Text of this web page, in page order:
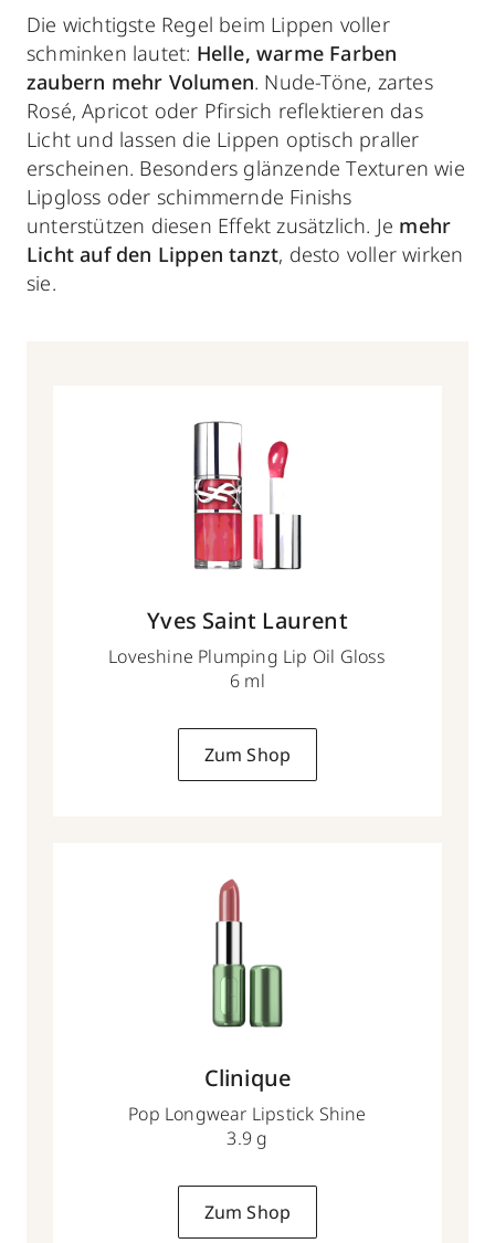
Die wichtigste Regel beim Lippen voller
schminken lautet: Helle, warme Farben
zaubern mehr Volumen. Nude-Töne, zartes
Rosé, Apricot oder Pfirsich reflektieren das
Licht und lassen die Lippen optisch praller
erscheinen. Besonders glänzende Texturen wie
Lipgloss oder schimmernde Finishs
unterstützen diesen Effekt zusätzlich. Je mehr
Licht auf den Lippen tanzt, desto voller wirken
sie.
Yves Saint Laurent
Loveshine Plumping Lip Oil Gloss
6 ml
Zum Shop
Clinique
Pop Longwear Lipstick Shine
3.9 g
Zum Shop